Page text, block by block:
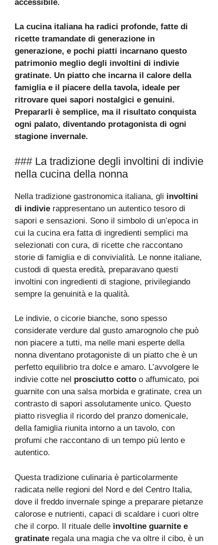
accessibile.
La cucina italiana ha radici profonde, fatte di
ricette tramandate di generazione in
generazione, e pochi piatti incarnano questo
patrimonio meglio degli involtini di indivie
gratinate. Un piatto che incarna il calore della
famiglia e il piacere della tavola, ideale per
ritrovare quei sapori nostalgici e genuini.
Prepararli è semplice, ma il risultato conquista
ogni palato, diventando protagonista di ogni
stagione invernale.
### La tradizione degli involtini di indivie
nella cucina della nonna
Nella tradizione gastronomica italiana, gli involtini
di indivie rappresentano un autentico tesoro di
sapori e sensazioni. Sono il simbolo di un’epoca in
cui la cucina era fatta di ingredienti semplici ma
selezionati con cura, di ricette che raccontano
storie di famiglia e di convivialità. Le nonne italiane,
custodi di questa eredità, preparavano questi
involtini con ingredienti di stagione, privilegiando
sempre la genuinità e la qualità.
Le indivie, o cicorie bianche, sono spesso
considerate verdure dal gusto amarognolo che può
non piacere a tutti, ma nelle mani esperte della
nonna diventano protagoniste di un piatto che è un
perfetto equilibrio tra dolce e amaro. L’avvolgere le
indivie cotte nel prosciutto cotto o affumicato, poi
guarnite con una salsa morbida e gratinate, crea un
contrasto di sapori assolutamente unico. Questo
piatto risveglia il ricordo del pranzo domenicale,
della famiglia riunita intorno a un tavolo, con
profumi che raccontano di un tempo più lento e
autentico.
Questa tradizione culinaria è particolarmente
radicata nelle regioni del Nord e del Centro Italia,
dove il freddo invernale spinge a preparare pietanze
calorose e nutrienti, capaci di scaldare i cuori oltre
che il corpo. Il rituale delle involtine guarnite e
gratinate regala una magia che va oltre il cibo, è un